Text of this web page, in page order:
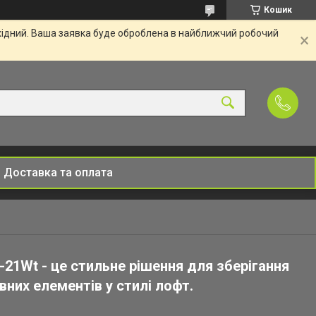
Кошик
Ваша заявка буде оброблена в найближчий робочий
Доставка та оплата
- це стильне рішення для зберігання
елементів у стилі лофт.